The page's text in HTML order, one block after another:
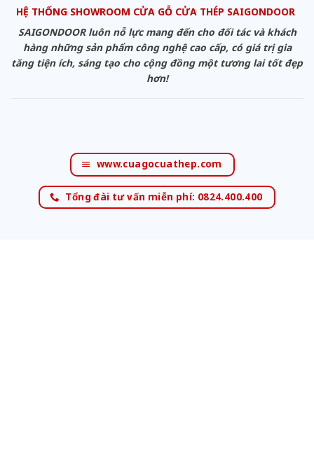
HỆ THỐNG SHOWROOM CỬA GỖ CỬA THÉP SAIGONDOOR
SAIGONDOOR luôn nỗ lực mang đến cho đối tác và khách
hàng những sản phẩm công nghệ cao cấp, có giá trị gia
tăng tiện ích, sáng tạo cho cộng đồng một tương lai tốt đẹp
hơn!
www.cuagocuathep.com
Tổng đài tư vấn miễn phí: 0824.400.400